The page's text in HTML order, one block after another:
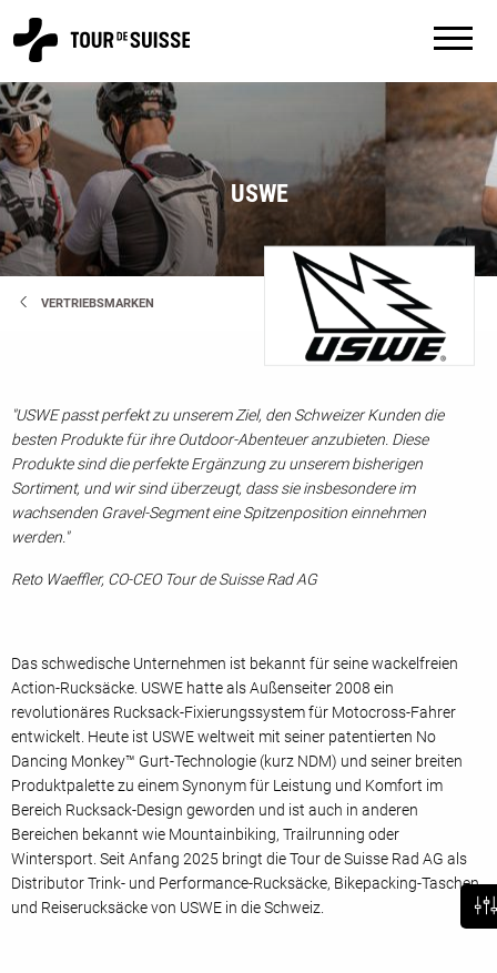
USWE
VERTRIEBSMARKEN
"USWE passt perfekt zu unserem Ziel, den Schweizer Kunden die
besten Produkte für ihre Outdoor-Abenteuer anzubieten. Diese
Produkte sind die perfekte Ergänzung zu unserem bisherigen
Sortiment, und wir sind überzeugt, dass sie insbesondere im
wachsenden Gravel-Segment eine Spitzenposition einnehmen
werden."
Reto Waeffler, CO-CEO Tour de Suisse Rad AG
Das schwedische Unternehmen ist bekannt für seine wackelfreien
Action-Rucksäcke. USWE hatte als Außenseiter 2008 ein
revolutionäres Rucksack-Fixierungssystem für Motocross-Fahrer
entwickelt. Heute ist USWE weltweit mit seiner patentierten No
Dancing Monkey™ Gurt-Technologie (kurz NDM) und seiner breiten
Produktpalette zu einem Synonym für Leistung und Komfort im
Bereich Rucksack-Design geworden und ist auch in anderen
Bereichen bekannt wie Mountainbiking, Trailrunning oder
Wintersport. Seit Anfang 2025 bringt die Tour de Suisse Rad AG als
Distributor Trink- und Performance-Rucksäcke, Bikepacking-Taschen
und Reiserucksäcke von USWE in die Schweiz.